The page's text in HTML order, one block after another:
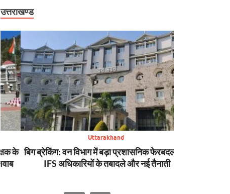
उत्तराखण्ड
Uttarakhand
बिग ब्रेकिंग: वन विभाग में बड़ा प्रशासनिक फेरबदल, कई
IFS अधिकारियों के तबादले और नई तैनाती